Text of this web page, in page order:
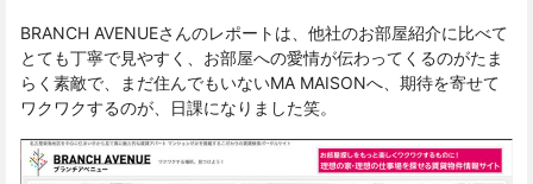
BRANCH AVENUEさんのレポートは、他社のお部屋紹介に比べて
とても丁寧で見やすく、お部屋への愛情が伝わってくるのがたま
らく素敵で、まだ住んでもいないMA MAISONへ、期待を寄せて
ワクワクするのが、日課になりました笑。